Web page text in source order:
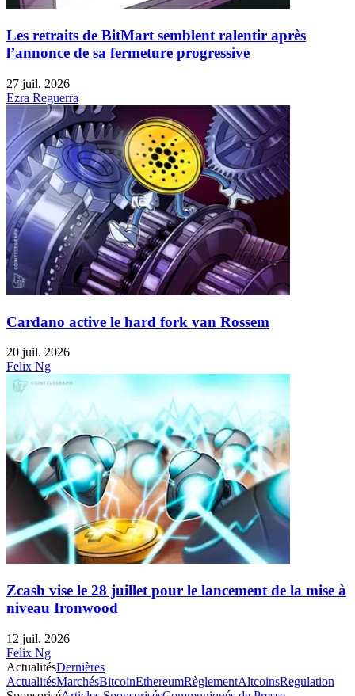
Les retraits de BitMart semblent ralentir après
l’annonce de sa fermeture progressive
27 juil. 2026
Ezra Reguerra
Cardano active le hard fork van Rossem
20 juil. 2026
Felix Ng
Zcash vise le 28 juillet pour le lancement de la mise à
niveau Ironwood
12 juil. 2026
Felix Ng
ActualitésDernières
ActualitésMarchésBitcoinEthereumRèglementAltcoinsRegulation